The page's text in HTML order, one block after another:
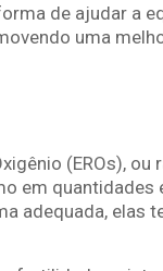
de ajudar a
uma
(EROs),
em quantidades
adequada, elas